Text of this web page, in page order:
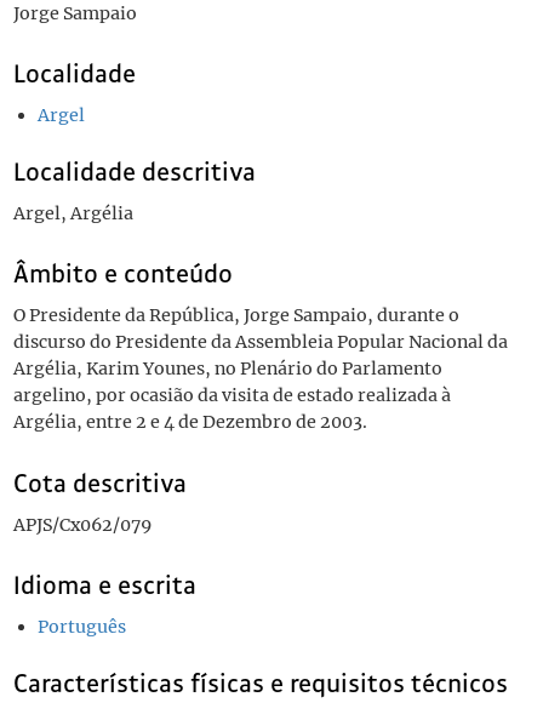
Jorge Sampaio
Localidade
Argel
Localidade descritiva
Argel, Argélia
Âmbito e conteúdo
O Presidente da República, Jorge Sampaio, durante o
discurso do Presidente da Assembleia Popular Nacional da
Argélia, Karim Younes, no Plenário do Parlamento
argelino, por ocasião da visita de estado realizada à
Argélia, entre 2 e 4 de Dezembro de 2003.
Cota descritiva
APJS/Cx062/079
Idioma e escrita
Português
Características físicas e requisitos técnicos